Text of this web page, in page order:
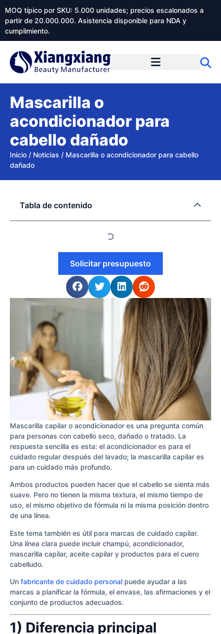
MOQ típico por SKU: 5.000 unidades; precios escalonados a
partir de 20.000.000. Asistencia disponible para NDA y
cumplimiento.
Mascarilla o
acondicionador para
cabello dañado
Inicio / Noticias / Mascarilla o acondicionador para cabello
dañado
Mascarilla capilar o acondicionador es una pregunta común
para personas con cabello seco, dañado o tratado. La
respuesta sencilla es esta: el acondicionador es para el
cuidado regular después del lavado; la mascarilla capilar es
para un cuidado más profundo.
Ambos productos pueden hacer que el cabello se sienta más
suave. Pero no tienen la misma textura, el mismo tiempo de
uso, el mismo objetivo de fórmula ni la misma posición dentro
de una línea.
Este tema también es útil para marcas de cuidado capilar.
Una línea clara puede incluir champú, acondicionador,
mascarilla capilar, aceite capilar y productos para el cuero
cabelludo.
Un fabricante de cuidado personal puede ayudar a las
marcas a planificar la fórmula, el envase, las afirmaciones y el
conjunto de productos adecuados.
1) Diferencia principal
Tabla de contenido
Solicitar presupuesto